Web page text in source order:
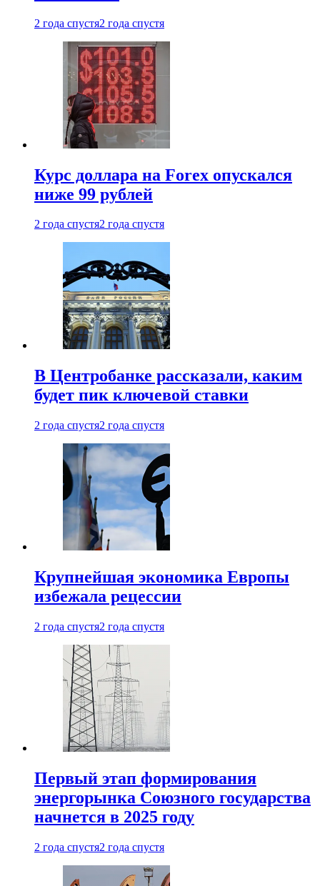
2 года спустя2 года спустя
Курс доллара на Forex опускался
ниже 99 рублей
2 года спустя2 года спустя
В Центробанке рассказали, каким
будет пик ключевой ставки
2 года спустя2 года спустя
Крупнейшая экономика Европы
избежала рецессии
2 года спустя2 года спустя
Первый этап формирования
энергорынка Союзного государства
начнется в 2025 году
2 года спустя2 года спустя